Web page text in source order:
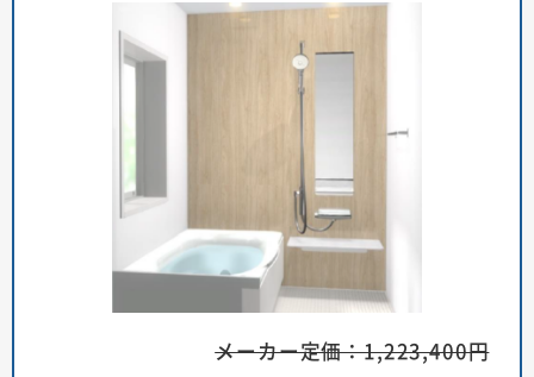
メーカー定価：1,223,400円